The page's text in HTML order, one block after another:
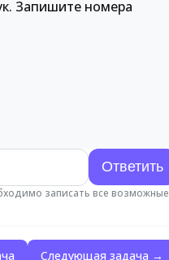
Запишите номера
записать все возможные
Следующая задача →